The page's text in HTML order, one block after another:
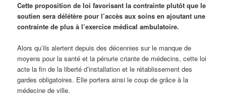
Cette proposition de loi favorisant la contrainte plutôt que le
soutien sera délétère pour l’accès aux soins en ajoutant une
contrainte de plus à l’exercice médical ambulatoire.
Alors qu’ils alertent depuis des décennies sur le manque de
moyens pour la santé et la pénurie criante de médecins, cette loi
acte la fin de la liberté d’installation et le rétablissement des
gardes obligatoires. Elle portera ainsi le coup de grâce à la
médecine de ville.